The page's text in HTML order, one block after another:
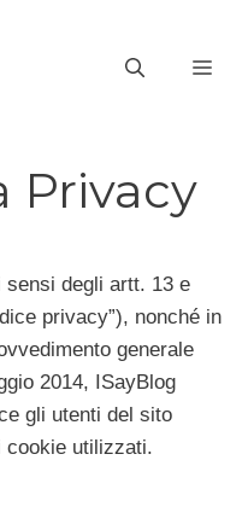
Privacy
sensi degli artt. 13 e
privacy”), nonché in
generale
2014, ISayBlog
gli utenti del sito
cookie utilizzati.